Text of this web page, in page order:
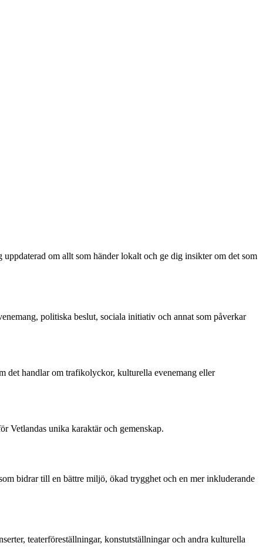
om allt som händer lokalt och ge dig insikter om det som
politiska beslut, sociala initiativ och annat som påverkar
det handlar om trafikolyckor, kulturella evenemang eller
Vetlandas unika karaktär och gemenskap.
bidrar till en bättre miljö, ökad trygghet och en mer inkluderande
teaterföreställningar, konstutställningar och andra kulturella